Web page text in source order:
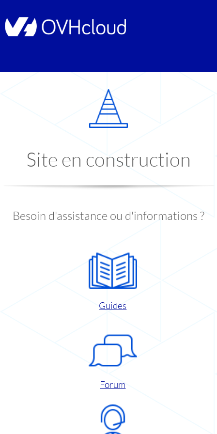
Site en construction
Besoin d'assistance ou d'informations ?
Guides
Forum